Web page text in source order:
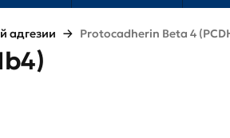
адгезии Protocadherin Beta 4